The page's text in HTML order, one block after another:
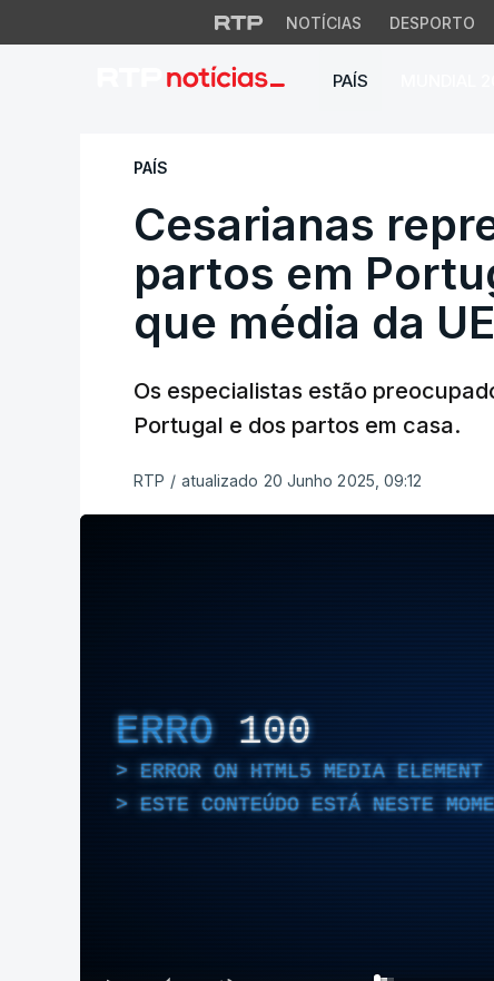
NOTÍCIAS DESPORTO
PAÍS
Cesarianas
PAÍS
Cesarianas
partos em
que média da UE
Os especialistas estão
Portugal e dos partos em casa.
RTP / atualizado 20 Junho 2025, 09:12
ERRO 100
ERROR ON HTML5 MEDIA ELEMENT
ESTE CONTEÚDO ESTÁ NESTE